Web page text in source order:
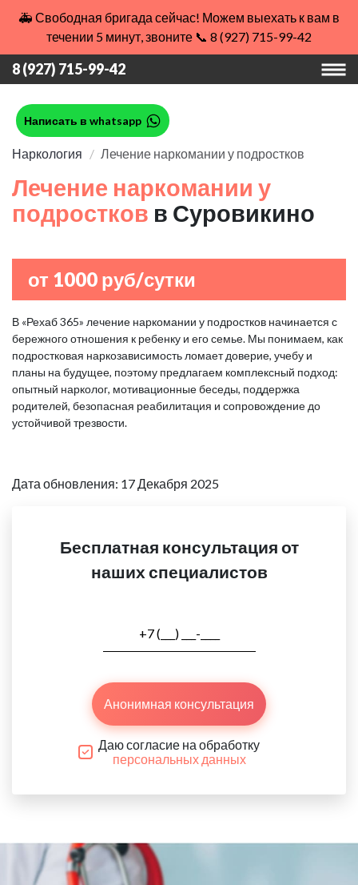
🚑 Свободная бригада сейчас! Можем выехать к вам в
течении 5 минут, звоните 📞 8 (927) 715-99-42
8 (927) 715-99-42
Написать в whatsapp
Наркология Лечение наркомании у подростков
Лечение наркомании у
подростков в Суровикино
от 1000 руб/сутки
В «Рехаб 365» лечение наркомании у подростков начинается с
бережного отношения к ребенку и его семье. Мы понимаем, как
подростковая наркозависимость ломает доверие, учебу и
планы на будущее, поэтому предлагаем комплексный подход:
опытный нарколог, мотивационные беседы, поддержка
родителей, безопасная реабилитация и сопровождение до
устойчивой трезвости.
Дата обновления: 17 Декабря 2025
Бесплатная консультация от
наших специалистов
Анонимная консультация
Даю согласие на обработку
персональных данных